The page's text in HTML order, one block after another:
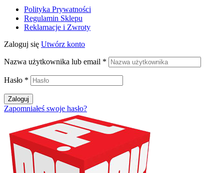
Polityka Prywatności
Regulamin Sklepu
Reklamacje i Zwroty
Zaloguj się Utwórz konto
Nazwa użytkownika lub email *
Hasło *
Zaloguj
Zapomniałeś swoje hasło?